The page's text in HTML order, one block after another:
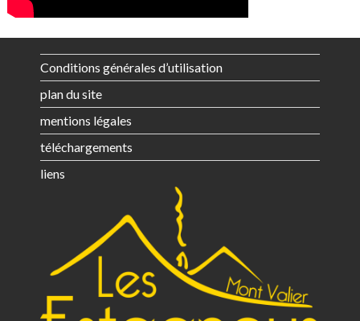
Conditions générales d’utilisation
plan du site
mentions légales
téléchargements
liens